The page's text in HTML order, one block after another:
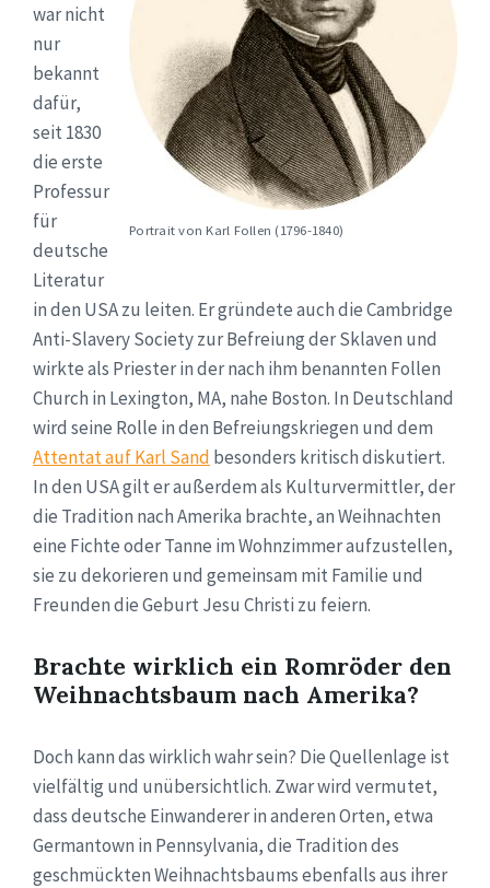
Portrait von Karl Follen (1796-1840)
war nicht
nur
bekannt
dafür,
seit 1830
die erste
Professur
für
deutsche
Literatur
in den USA zu leiten. Er gründete auch die Cambridge
Anti-Slavery Society zur Befreiung der Sklaven und
wirkte als Priester in der nach ihm benannten Follen
Church in Lexington, MA, nahe Boston. In Deutschland
wird seine Rolle in den Befreiungskriegen und dem
Attentat auf Karl Sand besonders kritisch diskutiert.
In den USA gilt er außerdem als Kulturvermittler, der
die Tradition nach Amerika brachte, an Weihnachten
eine Fichte oder Tanne im Wohnzimmer aufzustellen,
sie zu dekorieren und gemeinsam mit Familie und
Freunden die Geburt Jesu Christi zu feiern.
Brachte wirklich ein Romröder den
Weihnachtsbaum nach Amerika?
Doch kann das wirklich wahr sein? Die Quellenlage ist
vielfältig und unübersichtlich. Zwar wird vermutet,
dass deutsche Einwanderer in anderen Orten, etwa
Germantown in Pennsylvania, die Tradition des
geschmückten Weihnachtsbaums ebenfalls aus ihrer